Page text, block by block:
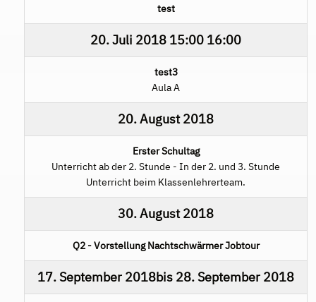
test
20. Juli 2018 15:00 16:00
test3
Aula A
20. August 2018
Erster Schultag
Unterricht ab der 2. Stunde - In der 2. und 3. Stunde
Unterricht beim Klassenlehrerteam.
30. August 2018
Q2 - Vorstellung Nachtschwärmer Jobtour
17. September 2018bis 28. September 2018